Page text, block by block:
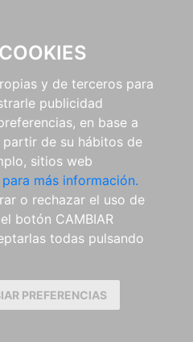
y de terceros para
publicidad
en base a
de su hábitos de
sitios web
más información.
o rechazar el uso de
botón CAMBIAR
todas pulsando
PREFERENCIAS